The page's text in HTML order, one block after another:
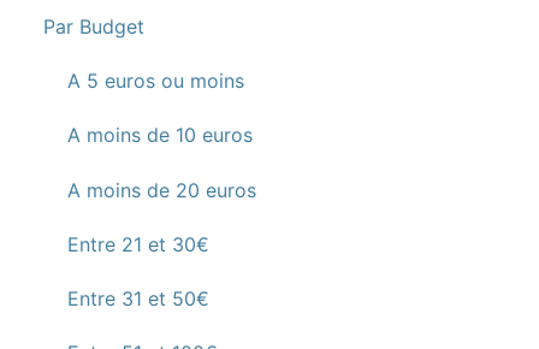
Par Budget
A 5 euros ou moins
A moins de 10 euros
A moins de 20 euros
Entre 21 et 30€
Entre 31 et 50€